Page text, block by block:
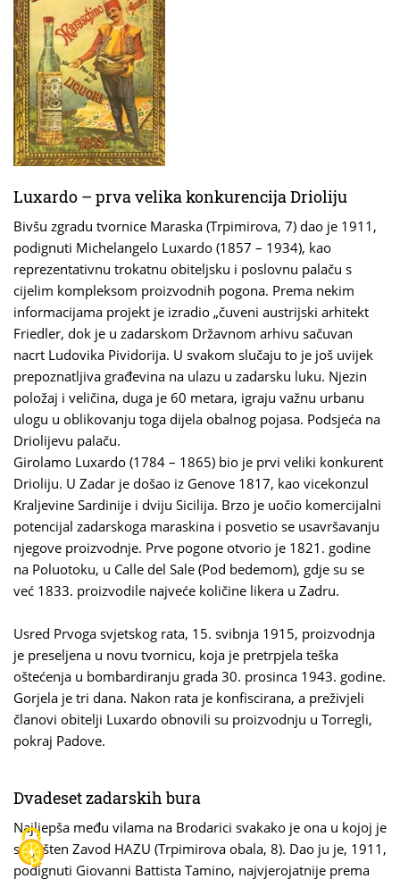
Luxardo – prva velika konkurencija Drioliju
Bivšu zgradu tvornice Maraska (Trpimirova, 7) dao je 1911,
podignuti Michelangelo Luxardo (1857 – 1934), kao
reprezentativnu trokatnu obiteljsku i poslovnu palaču s
cijelim kompleksom proizvodnih pogona. Prema nekim
informacijama projekt je izradio „čuveni austrijski arhitekt
Friedler, dok je u zadarskom Državnom arhivu sačuvan
nacrt Ludovika Pividorija. U svakom slučaju to je još uvijek
prepoznatljiva građevina na ulazu u zadarsku luku. Njezin
položaj i veličina, duga je 60 metara, igraju važnu urbanu
ulogu u oblikovanju toga dijela obalnog pojasa. Podsjeća na
Driolijevu palaču.
Girolamo Luxardo (1784 – 1865) bio je prvi veliki konkurent
Drioliju. U Zadar je došao iz Genove 1817, kao vicekonzul
Kraljevine Sardinije i dviju Sicilija. Brzo je uočio komercijalni
potencijal zadarskoga maraskina i posvetio se usavršavanju
njegove proizvodnje. Prve pogone otvorio je 1821. godine
na Poluotoku, u Calle del Sale (Pod bedemom), gdje su se
već 1833. proizvodile najveće količine likera u Zadru.
Usred Prvoga svjetskog rata, 15. svibnja 1915, proizvodnja
je preseljena u novu tvornicu, koja je pretrpjela teška
oštećenja u bombardiranju grada 30. prosinca 1943. godine.
Gorjela je tri dana. Nakon rata je konfiscirana, a preživjeli
članovi obitelji Luxardo obnovili su proizvodnju u Torregli,
pokraj Padove.
Dvadeset zadarskih bura
Najljepša među vilama na Brodarici svakako je ona u kojoj je
smješten Zavod HAZU (Trpimirova obala, 8). Dao ju je, 1911,
podignuti Giovanni Battista Tamino, najvjerojatnije prema